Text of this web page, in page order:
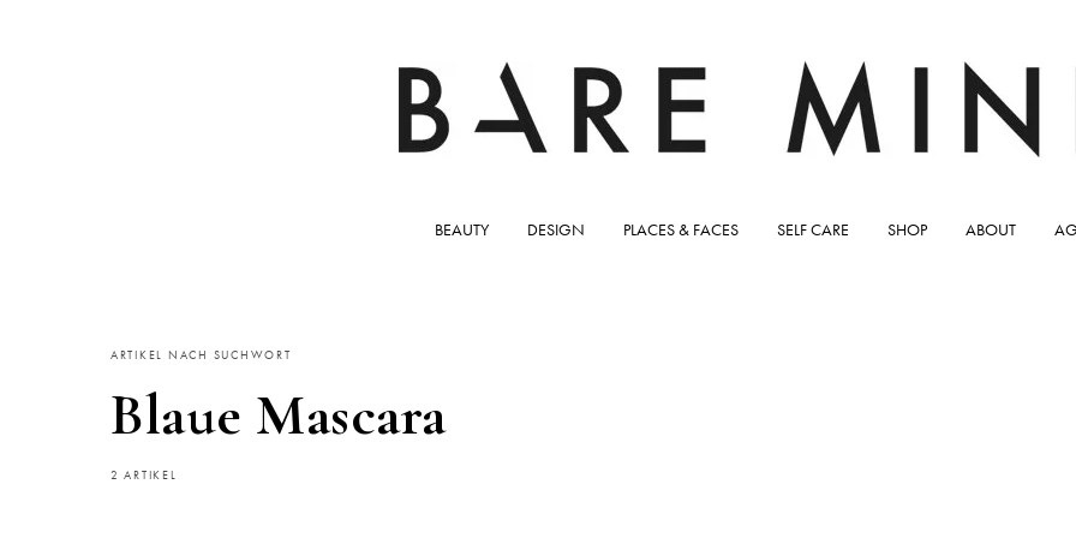
BEAUTY DESIGN PLACES & FACES SELF CARE SHOP ABOUT
ARTIKEL NACH SUCHWORT
Blaue Mascara
2 ARTIKEL